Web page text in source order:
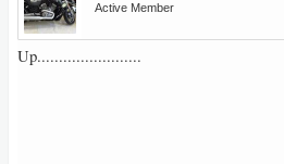
Active Member
Up........................